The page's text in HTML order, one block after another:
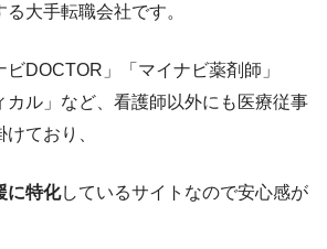
大手転職会社です。
DOCTOR」「マイナビ薬剤師」
カル」など、看護師以外にも医療従事
ており、
に特化しているサイトなので安心感が